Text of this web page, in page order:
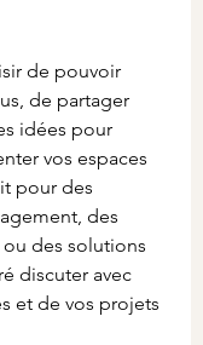
de pouvoir
de partager
idées pour
vos espaces
pour des
des
des solutions
discuter avec
et de vos projets